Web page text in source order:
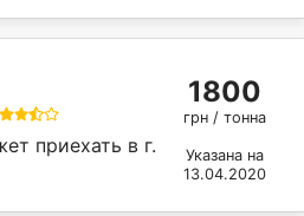
приехать в г.
1800
грн / тонна
Указана на
13.04.2020